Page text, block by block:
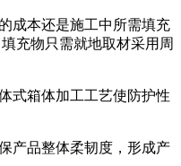
成本还是施工中所需填充
充物只需就地取材采用周
式箱体加工工艺使防护性
产品整体柔韧度，形成产